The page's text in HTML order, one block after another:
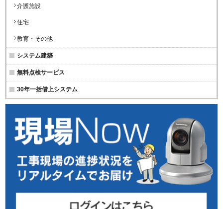
介護施設
住宅
教育・その他
システム建築
無料点検サービス
30年一括借上システム